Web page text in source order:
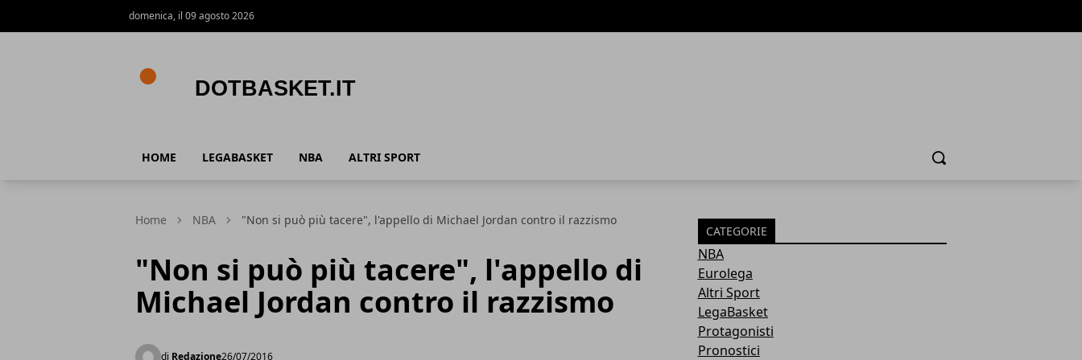
domenica, il 09 agosto 2026
HOME LEGABASKET NBA ALTRI SPORT Cerca
Home NBA "Non si può più tacere", l'appello di Michael Jordan contro il razzismo
"Non si può più tacere", l'appello di
Michael Jordan contro il razzismo
di Redazione26/07/2016
CATEGORIE
NBA
Eurolega
Altri Sport
LegaBasket
Protagonisti
Pronostici